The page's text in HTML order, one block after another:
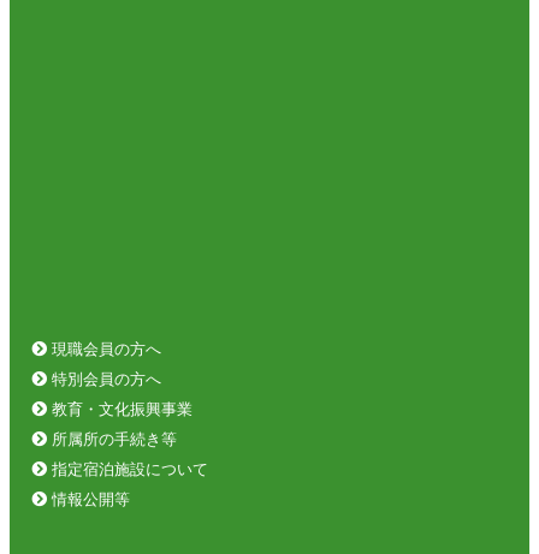
現職会員の方へ
特別会員の方へ
教育・文化振興事業
所属所の手続き等
指定宿泊施設について
情報公開等